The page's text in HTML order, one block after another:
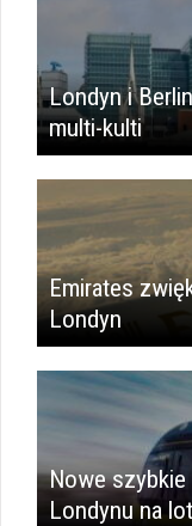
Londyn i
multi-kulti
Emirates
Londyn
Nowe szybkie
Londynu na